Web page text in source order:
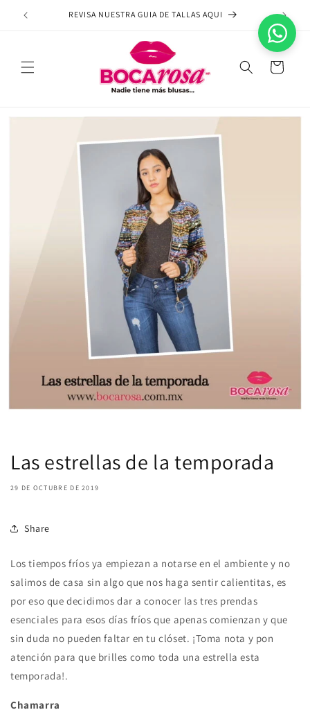
directamenteREVISA NUESTRA GUIA DE TALLAS AQUI
Carrito
Las estrellas de la temporada
29 DE OCTUBRE DE 2019
Share
Los tiempos fríos ya empiezan a notarse en el ambiente y no
salimos de casa sin algo que nos haga sentir calientitas, es
por eso que decidimos dar a conocer las tres prendas
esenciales para esos días fríos que apenas comienzan y que
sin duda no pueden faltar en tu clóset. ¡Toma nota y pon
atención para que brilles como toda una estrella esta
temporada!.
Chamarra